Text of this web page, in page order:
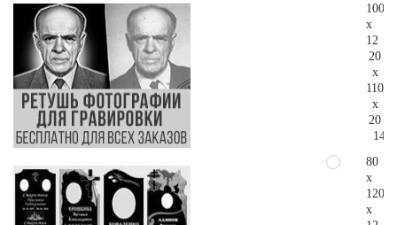
100
x
12
20
x
110
x
20
80
x
120
x